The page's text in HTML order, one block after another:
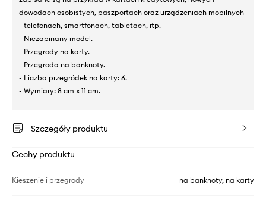
dowodach osobistych, paszportach oraz urządzeniach mobilnych
- telefonach, smartfonach, tabletach, itp.
- Niezapinany model.
- Przegrody na karty.
- Przegroda na banknoty.
- Liczba przegródek na karty: 6.
- Wymiary: 8 cm x 11 cm.
Szczegóły produktu
Cechy produktu
Kieszenie i przegrody na banknoty, na karty